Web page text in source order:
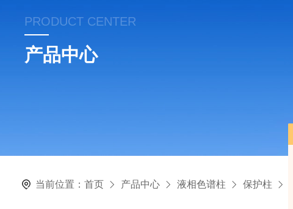
PRODUCT CENTER
产品中心
当前位置： 首页 产品中心 液相色谱柱 保护柱